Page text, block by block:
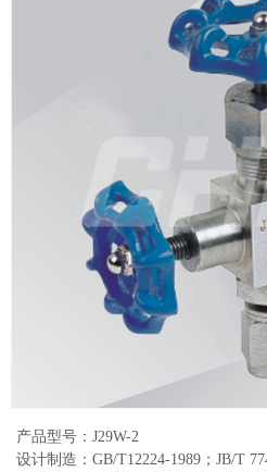
产品型号：J29W-2
设计制造：GB/T12224-1989；JB/T